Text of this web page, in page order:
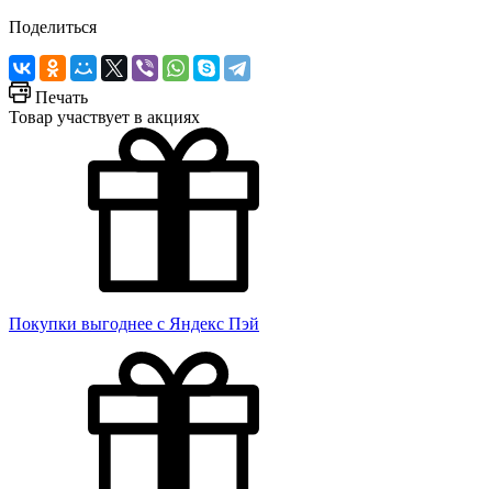
Поделиться
Печать
Товар участвует в акциях
Покупки выгоднее с Яндекс Пэй